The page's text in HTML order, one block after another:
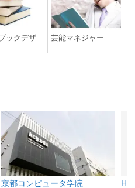
ックデザ
芸能マネジャー
京都コンピュータ学院